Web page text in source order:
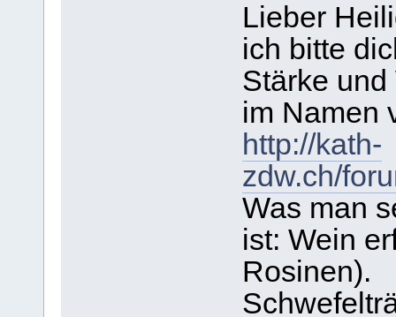
Lieber
ich bitte
Stärke
im Namen
http://kath-
zdw.ch/
Was man
ist: Wein
Rosinen).